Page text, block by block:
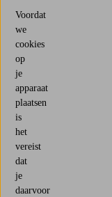
Voordat
we
cookies
op
je
apparaat
plaatsen
is
het
vereist
dat
je
daarvoor